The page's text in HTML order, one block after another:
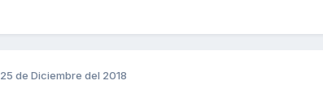
25 de Diciembre del 2018